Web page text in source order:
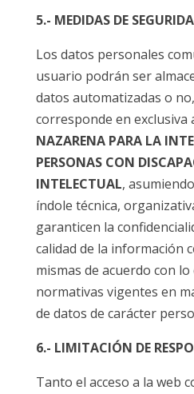
5.- MEDIDAS DE
Los datos personales
usuario podrán ser
datos automatizadas o
corresponde en exclusiva
NAZARENA PARA LA
PERSONAS CON
INTELECTUAL,
índole técnica,
garanticen la
calidad de la información
mismas de acuerdo con
normativas vigentes en
de datos de carácter
6.- LIMITACIÓN DE
Tanto el acceso a la web